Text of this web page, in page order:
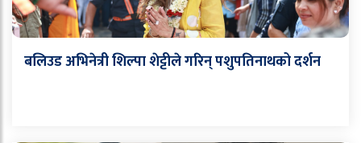
बलिउड अभिनेत्री शिल्पा शेट्टीले गरिन् पशुपतिनाथको दर्शन